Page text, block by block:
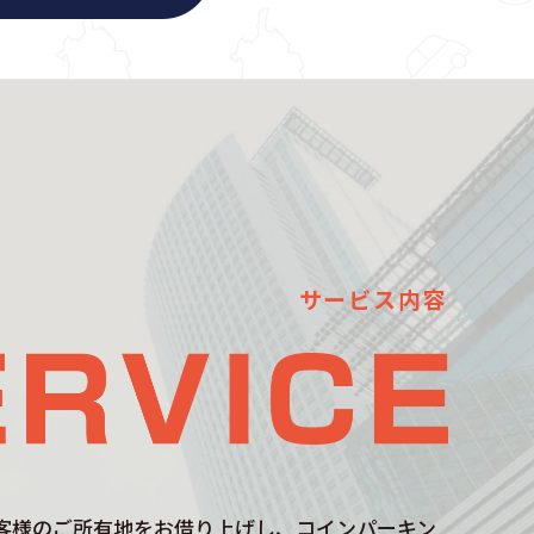
サービス内容
様のご所有地をお借り上げし、コインパーキン